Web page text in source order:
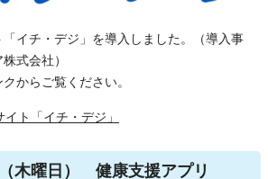
イチ・デジ」を導入しました。（導入事
式会社）
からご覧ください。
ト「イチ・デジ」
木曜日） 健康支援アプリ